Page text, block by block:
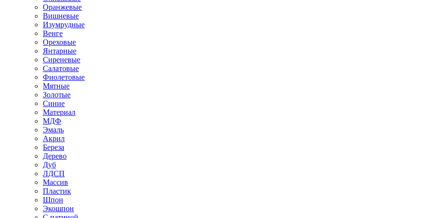
Оранжевые
Вишневые
Изумрудные
Венге
Ореховые
Янтарные
Сиреневые
Салатовые
Фиолетовые
Мятные
Золотые
Синие
Материал
МДФ
Эмаль
Акрил
Береза
Дерево
Дуб
ЛДСП
Массив
Пластик
Шпон
Экошпон